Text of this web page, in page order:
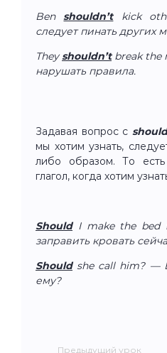
Benshouldn’t
kick
следует пинать других
Theyshouldn’tbreak the
нарушать правила.
Задавая вопрос с should
мы хотим узнать,
либо образом. То
глагол, когда хотим
ShouldI make the bed
заправить кровать
Shouldshe call him? —
ему?
Предыдущий урок